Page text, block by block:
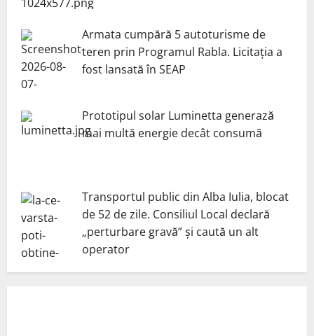
Armata cumpără 5 autoturisme de
teren prin Programul Rabla. Licitația a
fost lansată în SEAP
Prototipul solar Luminetta generază
mai multă energie decât consumă
Transportul public din Alba Iulia, blocat
de 52 de zile. Consiliul Local declară
„perturbare gravă” și caută un alt
operator